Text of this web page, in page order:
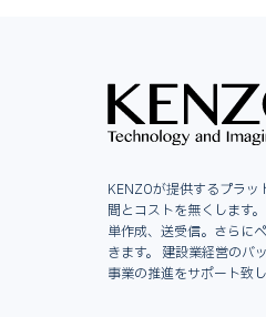
KENZOが提供するプラ
間とコストを無くします
単作成、送受信。さらに
きます。 建設業経営のバ
事業の推進をサポート致し